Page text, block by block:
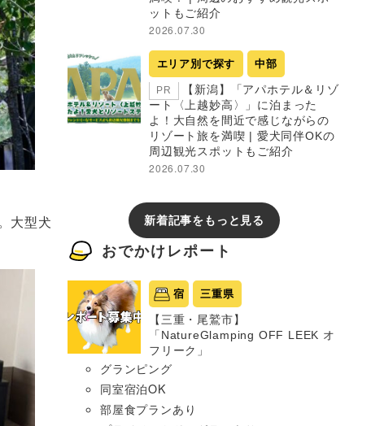
大型犬
ットもご紹介
2026.07.30
エリア別で探す 中部
PR
【新潟】「アパホテル＆リゾ
ート〈上越妙高〉」に泊まった
よ！大自然を間近で感じながらの
リゾート旅を満喫 | 愛犬同伴OKの
周辺観光スポットもご紹介
2026.07.30
新着記事をもっと見る
おでかけレポート
宿 三重県
【三重・尾鷲市】
「NatureGlamping OFF LEEK オ
フリーク」
グランピング
同室宿泊OK
部屋食プランあり